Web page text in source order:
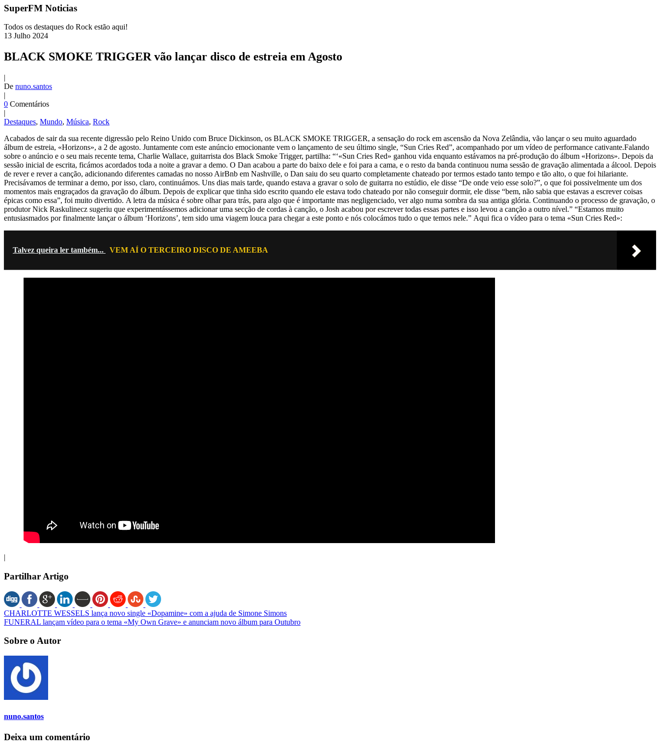
SuperFM Noticias
Todos os destaques do Rock estão aqui!
13 Julho 2024
BLACK SMOKE TRIGGER vão lançar disco de estreia em Agosto
|
De nuno.santos
|
0 Comentários
|
Destaques, Mundo, Música, Rock
Acabados de sair da sua recente digressão pelo Reino Unido com Bruce Dickinson, os BLACK SMOKE TRIGGER, a sensação do rock em ascensão da Nova Zelândia, vão lançar o seu muito aguardado
álbum de estreia, «Horizons», a 2 de agosto. Juntamente com este anúncio emocionante vem o lançamento de seu último single, “Sun Cries Red”, acompanhado por um vídeo de performance cativante.Falando
sobre o anúncio e o seu mais recente tema, Charlie Wallace, guitarrista dos Black Smoke Trigger, partilha: “‘«Sun Cries Red» ganhou vida enquanto estávamos na pré-produção do álbum «Horizons». Depois da
sessão inicial de escrita, ficámos acordados toda a noite a gravar a demo. O Dan acabou a parte do baixo dele e foi para a cama, e o resto da banda continuou numa sessão de gravação alimentada a álcool. Depois
de rever e rever a canção, adicionando diferentes camadas no nosso AirBnb em Nashville, o Dan saiu do seu quarto completamente chateado por termos estado tanto tempo e tão alto, o que foi hilariante.
Precisávamos de terminar a demo, por isso, claro, continuámos. Uns dias mais tarde, quando estava a gravar o solo de guitarra no estúdio, ele disse “De onde veio esse solo?”, o que foi possivelmente um dos
momentos mais engraçados da gravação do álbum. Depois de explicar que tinha sido escrito quando ele estava todo chateado por não conseguir dormir, ele disse “bem, não sabia que estavas a escrever coisas
épicas como essa”, foi muito divertido. A letra da música é sobre olhar para trás, para algo que é importante mas negligenciado, ver algo numa sombra da sua antiga glória. Continuando o processo de gravação, o
produtor Nick Raskulinecz sugeriu que experimentássemos adicionar uma secção de cordas à canção, o Josh acabou por escrever todas essas partes e isso levou a canção a outro nível.” “Estamos muito
entusiasmados por finalmente lançar o álbum ‘Horizons’, tem sido uma viagem louca para chegar a este ponto e nós colocámos tudo o que temos nele.” Aqui fica o vídeo para o tema «Sun Cries Red»:
Talvez queira ler também... VEM AÍ O TERCEIRO DISCO DE AMEEBA
|
Partilhar Artigo
CHARLOTTE WESSELS lança novo single «Dopamine» com a ajuda de Simone Simons
FUNERAL lançam vídeo para o tema «My Own Grave» e anunciam novo álbum para Outubro
Sobre o Autor
nuno.santos
Deixa um comentário